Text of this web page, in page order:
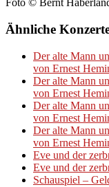
Foto © Bernt
Ähnliche
Der alte Mann
von Ernest
Der alte Mann
von Ernest
Der alte Mann
von Ernest
Der alte Mann
von Ernest
Eve und der
Eve und der
Schauspiel –